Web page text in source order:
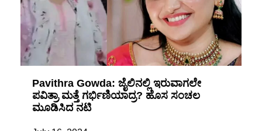
Pavithra Gowda: ಜೈಲಿನಲ್ಲಿ ಇರುವಾಗಲೇ
ಪವಿತ್ರಾ ಮತ್ತೆ ಗರ್ಭಿಣಿಯಾದ್ರ? ಹೊಸ ಸಂಚಲ
ಮೂಡಿಸಿದ ನಟಿ